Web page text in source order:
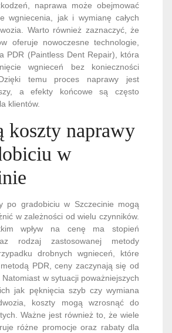
naprawa może obejmować
wgniecenia, jak i wymianę całych
Warto również zaznaczyć, że
oferuje nowoczesne technologie,
PDR (Paintless Dent Repair), która
wgnieceń bez konieczności
temu proces naprawy jest
a efekty końcowe są często
klientów.
koszty naprawy
w
po gradobiciu w Szczecinie mogą
w zależności od wielu czynników.
wpływ na cenę ma stopień
rodzaj zastosowanej metody
drobnych wgnieceń, które
PDR, ceny zaczynają się od
Natomiast w sytuacji poważniejszych
jak pęknięcia szyb czy wymiana
koszty mogą wzrosnąć do
Ważne jest również to, że wiele
różne promocje oraz rabaty dla